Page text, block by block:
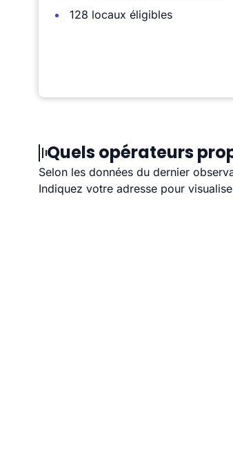
128 locaux éligibles
Quels opérateurs
Selon les données du dernier
Indiquez votre adresse pour